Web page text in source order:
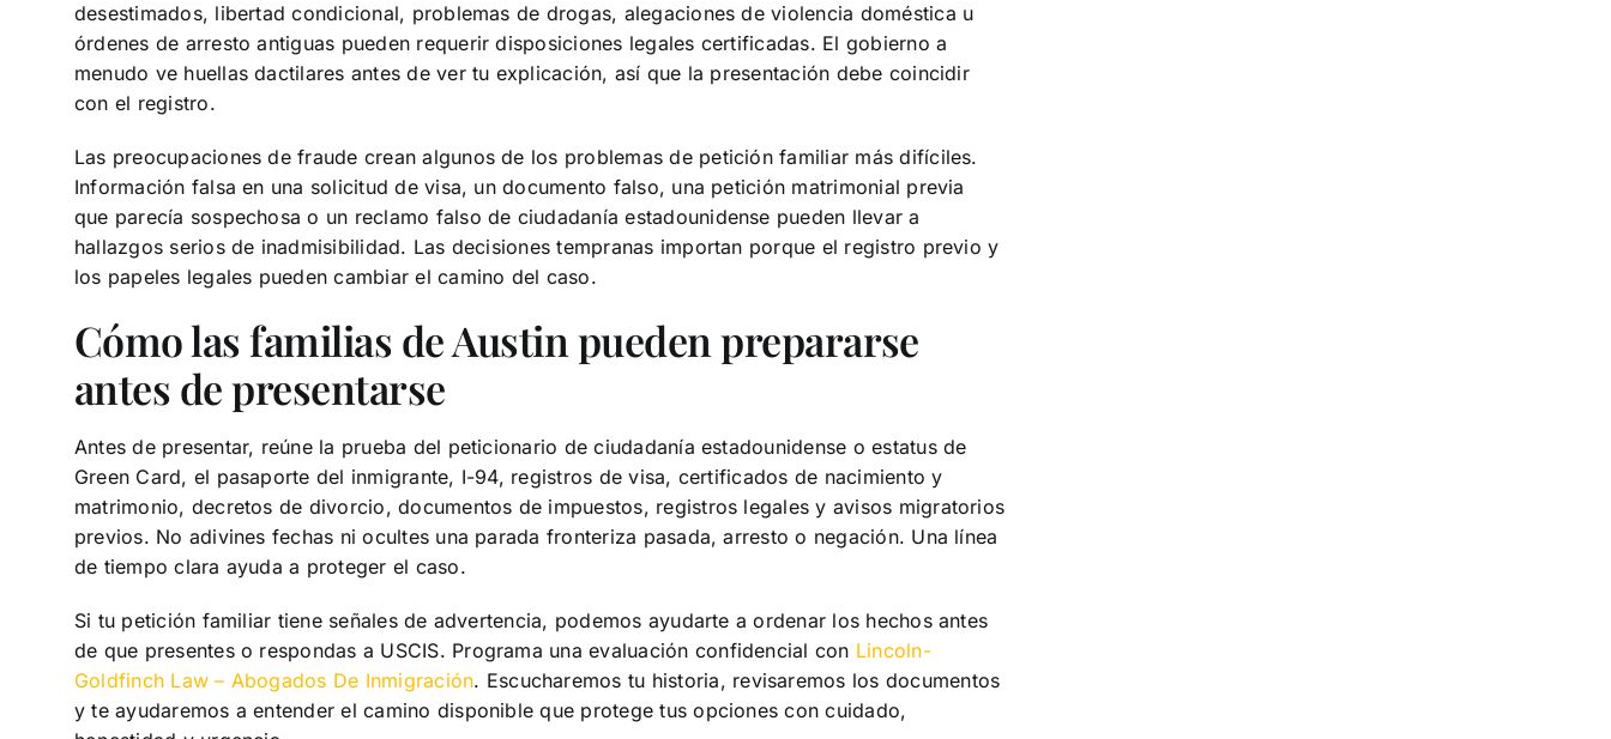
desestimados, libertad condicional, problemas de drogas, alegaciones de violencia doméstica u
órdenes de arresto antiguas pueden requerir disposiciones legales certificadas. El gobierno a
menudo ve huellas dactilares antes de ver tu explicación, así que la presentación debe coincidir
con el registro.
Las preocupaciones de fraude crean algunos de los problemas de petición familiar más difíciles.
Información falsa en una solicitud de visa, un documento falso, una petición matrimonial previa
que parecía sospechosa o un reclamo falso de ciudadanía estadounidense pueden llevar a
hallazgos serios de inadmisibilidad. Las decisiones tempranas importan porque el registro previo y
los papeles legales pueden cambiar el camino del caso.
Cómo las familias de Austin pueden prepararse
antes de presentarse
Antes de presentar, reúne la prueba del peticionario de ciudadanía estadounidense o estatus de
Green Card, el pasaporte del inmigrante, I-94, registros de visa, certificados de nacimiento y
matrimonio, decretos de divorcio, documentos de impuestos, registros legales y avisos migratorios
previos. No adivines fechas ni ocultes una parada fronteriza pasada, arresto o negación. Una línea
de tiempo clara ayuda a proteger el caso.
Si tu petición familiar tiene señales de advertencia, podemos ayudarte a ordenar los hechos antes
de que presentes o respondas a USCIS. Programa una evaluación confidencial con Lincoln-
Goldfinch Law – Abogados De Inmigración. Escucharemos tu historia, revisaremos los documentos
y te ayudaremos a entender el camino disponible que protege tus opciones con cuidado,